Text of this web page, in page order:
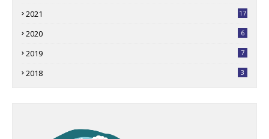
2021 17
2020 6
2019 7
2018 3